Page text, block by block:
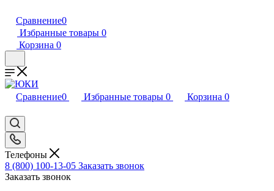
Сравнение0
Избранные товары 0
Корзина 0
Сравнение0 Избранные товары 0 Корзина 0
Телефоны
8 (800) 100-13-05 Заказать звонок
Заказать звонок